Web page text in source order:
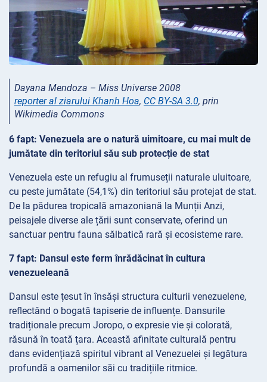
Dayana Mendoza – Miss Universe 2008
reporter al ziarului Khanh Hoa, CC BY-SA 3.0, prin
Wikimedia Commons
6 fapt: Venezuela are o natură uimitoare, cu mai mult de
jumătate din teritoriul său sub protecție de stat
Venezuela este un refugiu al frumuseții naturale uluitoare,
cu peste jumătate (54,1%) din teritoriul său protejat de stat.
De la pădurea tropicală amazoniană la Munții Anzi,
peisajele diverse ale țării sunt conservate, oferind un
sanctuar pentru fauna sălbatică rară și ecosisteme rare.
7 fapt: Dansul este ferm înrădăcinat în cultura
venezueleană
Dansul este țesut în însăși structura culturii venezuelene,
reflectând o bogată tapiserie de influențe. Dansurile
tradiționale precum Joropo, o expresie vie și colorată,
răsună în toată țara. Această afinitate culturală pentru
dans evidențiază spiritul vibrant al Venezuelei și legătura
profundă a oamenilor săi cu tradițiile ritmice.